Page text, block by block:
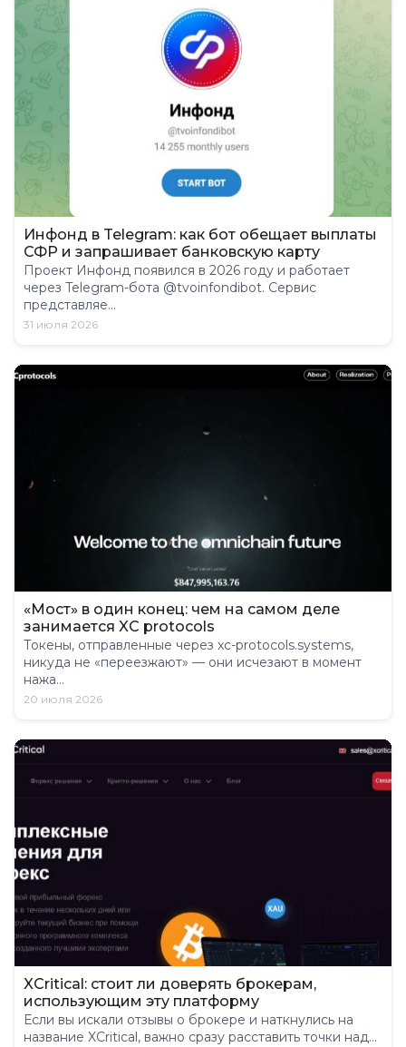
Инфонд в Telegram: как бот обещает выплаты
СФР и запрашивает банковскую карту
Проект Инфонд появился в 2026 году и работает
через Telegram-бота @tvoinfondibot. Сервис
представляе...
31 июля 2026
«Мост» в один конец: чем на самом деле
занимается XC protocols
Токены, отправленные через xc-protocols.systems,
никуда не «переезжают» — они исчезают в момент
нажа...
20 июля 2026
XCritical: стоит ли доверять брокерам,
использующим эту платформу
Если вы искали отзывы о брокере и наткнулись на
название XCritical, важно сразу расставить точки над...